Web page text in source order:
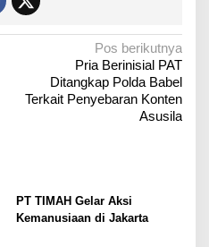
Pos berikutnya
Pria Berinisial PAT
Ditangkap Polda Babel
Terkait Penyebaran Konten
Asusila
PT TIMAH Gelar Aksi
Kemanusiaan di Jakarta